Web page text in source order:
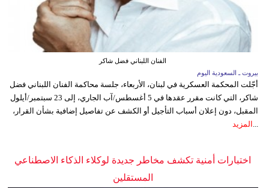
الفنان اللبناني فضل شاكر
بيروت ـ السعودية اليوم
أجّلت المحكمة العسكرية في لبنان، الأربعاء، جلسة محاكمة الفنان اللبناني فضل
شاكر، التي كانت مقرر عقدها في 5 أغسطس/آب الجاري، إلى 23 سبتمبر/أيلول
المقبل، دون إعلان أسباب التأجيل أو الكشف عن تفاصيل إضافية بشأن القرار،
المزيد
اختبارات أمنية تكشف مخاطر جديدة لوكلاء الذكاء الاصطناعي
المستقلين